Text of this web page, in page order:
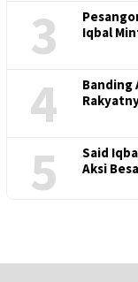
3
Iqbal
4
Banding
5
Said
Aksi